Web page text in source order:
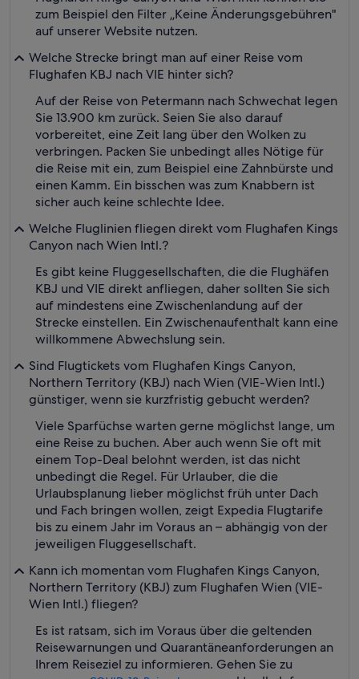
zum Beispiel den Filter „Keine Änderungsgebühren"
auf unserer Website nutzen.
Welche Strecke bringt man auf einer Reise vom
Flughafen KBJ nach VIE hinter sich?
Auf der Reise von Petermann nach Schwechat legen
Sie 13.900 km zurück. Seien Sie also darauf
vorbereitet, eine Zeit lang über den Wolken zu
verbringen. Packen Sie unbedingt alles Nötige für
die Reise mit ein, zum Beispiel eine Zahnbürste und
einen Kamm. Ein bisschen was zum Knabbern ist
sicher auch keine schlechte Idee.
Welche Fluglinien fliegen direkt vom Flughafen Kings
Canyon nach Wien Intl.?
Es gibt keine Fluggesellschaften, die die Flughäfen
KBJ und VIE direkt anfliegen, daher sollten Sie sich
auf mindestens eine Zwischenlandung auf der
Strecke einstellen. Ein Zwischenaufenthalt kann eine
willkommene Abwechslung sein.
Sind Flugtickets vom Flughafen Kings Canyon,
Northern Territory (KBJ) nach Wien (VIE-Wien Intl.)
günstiger, wenn sie kurzfristig gebucht werden?
Viele Sparfüchse warten gerne möglichst lange, um
eine Reise zu buchen. Aber auch wenn Sie oft mit
einem Top-Deal belohnt werden, ist das nicht
unbedingt die Regel. Für Urlauber, die die
Urlaubsplanung lieber möglichst früh unter Dach
und Fach bringen wollen, zeigt Expedia Flugtarife
bis zu einem Jahr im Voraus an – abhängig von der
jeweiligen Fluggesellschaft.
Kann ich momentan vom Flughafen Kings Canyon,
Northern Territory (KBJ) zum Flughafen Wien (VIE-
Wien Intl.) fliegen?
Es ist ratsam, sich im Voraus über die geltenden
Reisewarnungen und Quarantäneanforderungen an
Ihrem Reiseziel zu informieren. Gehen Sie zu